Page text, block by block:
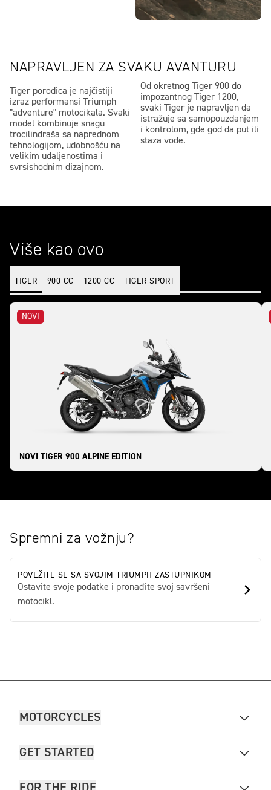
NAPRAVLJEN ZA SVAKU AVANTURU
Tiger porodica je najčistiji
izraz performansi Triumph
"adventure" motocikala. Svaki
model kombinuje snagu
trocilindraša sa naprednom
tehnologijom, udobnošću na
velikim udaljenostima i
svrsishodnim dizajnom.
Od okretnog Tiger 900 do
impozantnog Tiger 1200,
svaki Tiger je napravljen da
istražuje sa samopouzdanjem
i kontrolom, gde god da put ili
staza vode.
Više kao ovo
TIGER 900 CC 1200 CC TIGER SPORT
NOVI
NOVI TIGER 900 ALPINE EDITION
Spremni za vožnju?
POVEŽITE SE SA SVOJIM TRIUMPH ZASTUPNIKOM
Ostavite svoje podatke i pronađite svoj savršeni
motocikl.
MOTORCYCLES
GET STARTED
FOR THE RIDE